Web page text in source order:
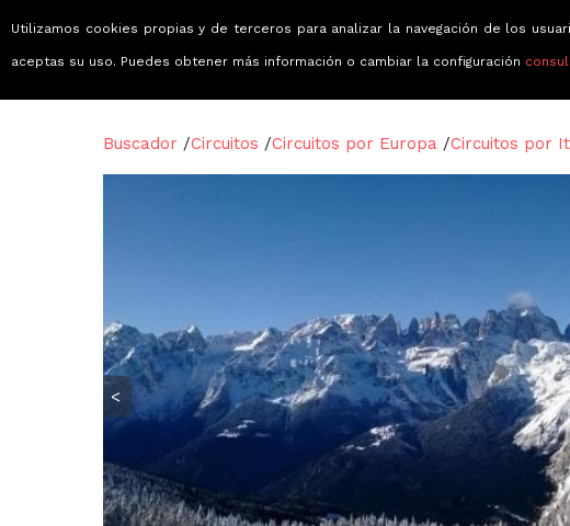
Buscador /Circuitos /Circuitos por Europa /Circuitos por
<
Utilizamos cookies propias y de terceros para analizar la navegación de los
aceptas su uso. Puedes obtener más información o cambiar la configuración